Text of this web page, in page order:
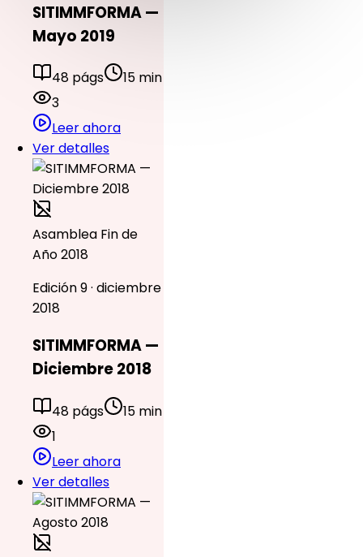
SITIMMFORMA —
Mayo 2019
48 págs
15 min
3
Leer ahora
Ver detalles
Asamblea Fin de
Año 2018
Edición 9 · diciembre
2018
SITIMMFORMA —
Diciembre 2018
48 págs
15 min
1
Leer ahora
Ver detalles